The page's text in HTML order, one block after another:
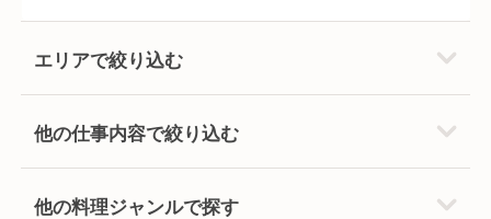
エリアで絞り込む
他の仕事内容で絞り込む
他の料理ジャンルで探す